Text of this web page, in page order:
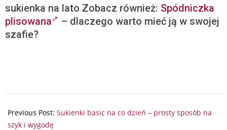
sukienka na lato Zobacz również: Spódniczka
plisowana
– dlaczego warto mieć ją w swojej
szafie?
09-
28
Previous Post: Sukienki basic na co dzień – prosty sposób na
szyk i wygodę